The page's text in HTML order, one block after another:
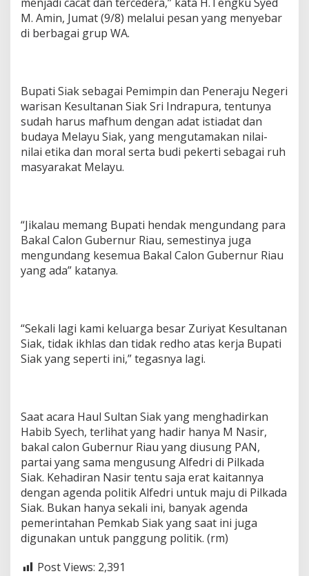
M. Amin, Jumat (9/8) melalui pesan yang menyebar
di berbagai grup WA.
Bupati Siak sebagai Pemimpin dan Peneraju Negeri
warisan Kesultanan Siak Sri Indrapura, tentunya
sudah harus mafhum dengan adat istiadat dan
budaya Melayu Siak, yang mengutamakan nilai-
nilai etika dan moral serta budi pekerti sebagai ruh
masyarakat Melayu.
“Jikalau memang Bupati hendak mengundang para
Bakal Calon Gubernur Riau, semestinya juga
mengundang kesemua Bakal Calon Gubernur Riau
yang ada” katanya.
“Sekali lagi kami keluarga besar Zuriyat Kesultanan
Siak, tidak ikhlas dan tidak redho atas kerja Bupati
Siak yang seperti ini,” tegasnya lagi.
Saat acara Haul Sultan Siak yang menghadirkan
Habib Syech, terlihat yang hadir hanya M Nasir,
bakal calon Gubernur Riau yang diusung PAN,
partai yang sama mengusung Alfedri di Pilkada
Siak. Kehadiran Nasir tentu saja erat kaitannya
dengan agenda politik Alfedri untuk maju di Pilkada
Siak. Bukan hanya sekali ini, banyak agenda
pemerintahan Pemkab Siak yang saat ini juga
digunakan untuk panggung politik. (rm)
Post Views: 2,391